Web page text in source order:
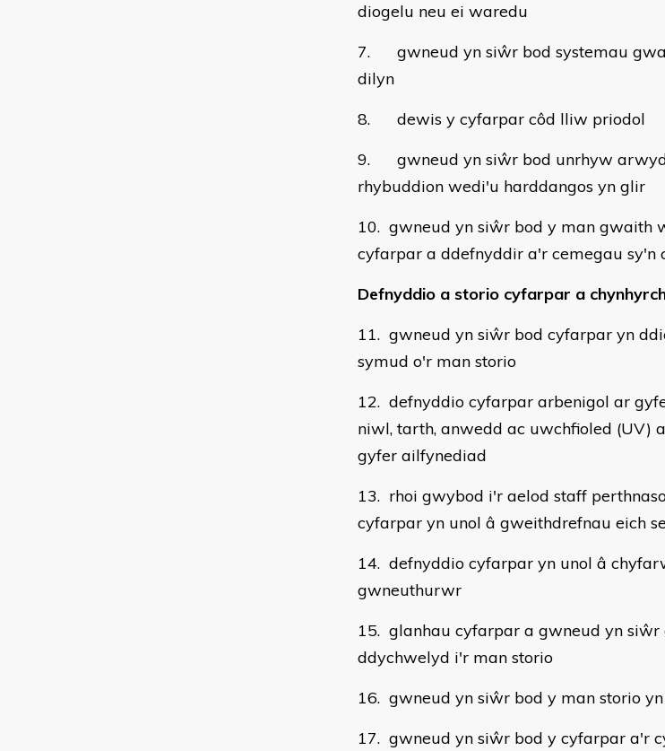
diogelu neu ei waredu
7. gwneud yn siŵr bod systemau
dilyn
8. dewis y cyfarpar côd lliw priodol
9. gwneud yn siŵr bod unrhyw
rhybuddion wedi'u harddangos yn glir
10. gwneud yn siŵr bod y man gwaith
cyfarpar a ddefnyddir a'r cemegau sy'n
Defnyddio a storio cyfarpar a
11. gwneud yn siŵr bod cyfarpar yn
symud o'r man storio
12. defnyddio cyfarpar arbenigol ar
niwl, tarth, anwedd ac uwchfioled (UV)
gyfer ailfynediad
13. rhoi gwybod i'r aelod staff
cyfarpar yn unol â gweithdrefnau eich
14. defnyddio cyfarpar yn unol â
gwneuthurwr
15. glanhau cyfarpar a gwneud yn siŵr
ddychwelyd i'r man storio
16. gwneud yn siŵr bod y man storio
17. gwneud yn siŵr bod y cyfarpar a'r